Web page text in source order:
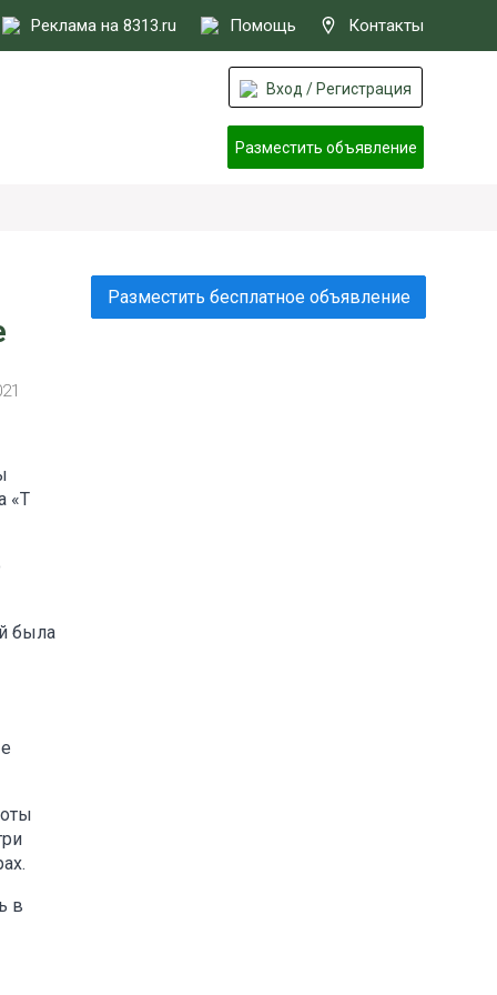
Реклама на 8313.ru Помощь Контакты
Вход / Регистрация
Разместить объявление
«Т
была
в
Разместить бесплатное объявление